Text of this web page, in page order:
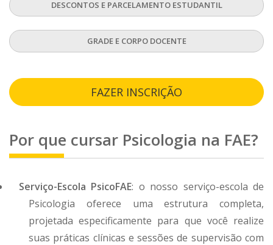
DESCONTOS E PARCELAMENTO ESTUDANTIL
GRADE E CORPO DOCENTE
FAZER INSCRIÇÃO
Por que cursar Psicologia na FAE?
Serviço-Escola PsicoFAE: o nosso serviço-escola de
Psicologia oferece uma estrutura completa,
projetada especificamente para que você realize
suas práticas clínicas e sessões de supervisão com